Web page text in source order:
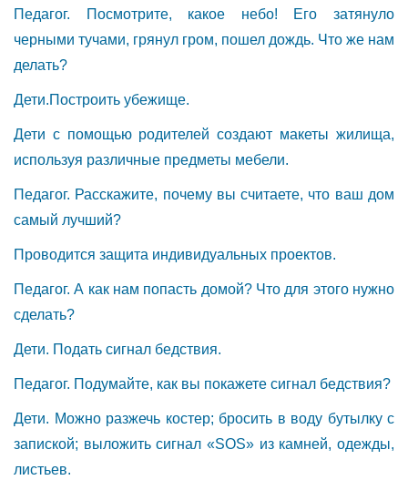
Педагог. Посмотрите, какое небо! Его затянуло
черными тучами, грянул гром, пошел дождь. Что же нам
делать?
Дети.Построить убежище.
Дети с помощью родителей создают макеты жилища,
используя различные предметы мебели.
Педагог. Расскажите, почему вы считаете, что ваш дом
самый лучший?
Проводится защита индивидуальных проектов.
Педагог. А как нам попасть домой? Что для этого нужно
сделать?
Дети. Подать сигнал бедствия.
Педагог. Подумайте, как вы покажете сигнал бедствия?
Дети. Можно разжечь костер; бросить в воду бутылку с
запиской; выложить сигнал «SOS» из камней, одежды,
листьев.